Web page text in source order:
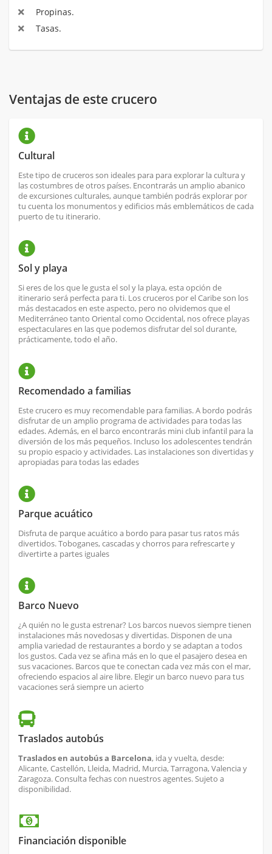
Propinas.
Tasas.
Ventajas de este crucero
Cultural
Este tipo de cruceros son ideales para para explorar la cultura y
las costumbres de otros países. Encontrarás un amplio abanico
de excursiones culturales, aunque también podrás explorar por
tu cuenta los monumentos y edificios más emblemáticos de cada
puerto de tu itinerario.
Sol y playa
Si eres de los que le gusta el sol y la playa, esta opción de
itinerario será perfecta para ti. Los cruceros por el Caribe son los
más destacados en este aspecto, pero no olvidemos que el
Mediterráneo tanto Oriental como Occidental, nos ofrece playas
espectaculares en las que podemos disfrutar del sol durante,
prácticamente, todo el año.
Recomendado a familias
Este crucero es muy recomendable para familias. A bordo podrás
disfrutar de un amplio programa de actividades para todas las
edades. Además, en el barco encontrarás mini club infantil para la
diversión de los más pequeños. Incluso los adolescentes tendrán
su propio espacio y actividades. Las instalaciones son divertidas y
apropiadas para todas las edades
Parque acuático
Disfruta de parque acuático a bordo para pasar tus ratos más
divertidos. Toboganes, cascadas y chorros para refrescarte y
divertirte a partes iguales
Barco Nuevo
¿A quién no le gusta estrenar? Los barcos nuevos siempre tienen
instalaciones más novedosas y divertidas. Disponen de una
amplia variedad de restaurantes a bordo y se adaptan a todos
los gustos. Cada vez se afina más en lo que el pasajero desea en
sus vacaciones. Barcos que te conectan cada vez más con el mar,
ofreciendo espacios al aire libre. Elegir un barco nuevo para tus
vacaciones será siempre un acierto
Traslados autobús
Traslados en autobús a Barcelona, ida y vuelta, desde:
Alicante, Castellón, Lleida, Madrid, Murcia, Tarragona, Valencia y
Zaragoza. Consulta fechas con nuestros agentes. Sujeto a
disponibilidad.
Financiación disponible